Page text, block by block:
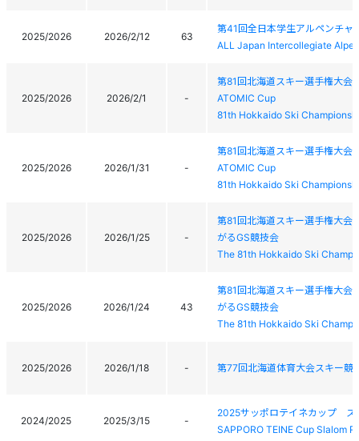
2025/2026 2026/2/12 63
第41回全日本学生アルペンチャ
ALL Japan Intercollegiate
2025/2026 2026/2/1 -
第81回北海道スキー選手権大会
ATOMIC Cup
81th Hokkaido Ski
2025/2026 2026/1/31 -
第81回北海道スキー選手権大会
ATOMIC Cup
81th Hokkaido Ski
2025/2026 2026/1/25 -
第81回北海道スキー選手権大会
がるGS競技会
The 81th Hokkaido Ski
2025/2026 2026/1/24 43
第81回北海道スキー選手権大会
がるGS競技会
The 81th Hokkaido Ski
2025/2026 2026/1/18 - 第77回北海道体育大会スキー
2024/2025 2025/3/15 -
2025サッポロテイネカップ ス
SAPPORO TEINE Cup Slalom